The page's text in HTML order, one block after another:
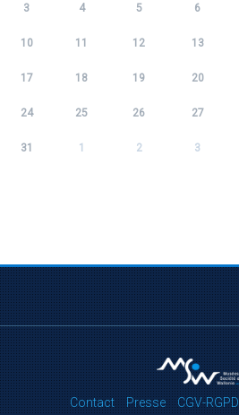
3 4 5 6
10 11 12 13
17 18 19 20
24 25 26 27
31 1 2 3
Contact Presse CGV-RGPD